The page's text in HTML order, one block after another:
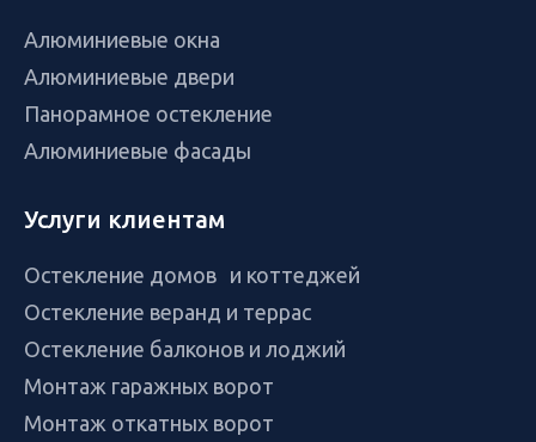
Алюминиевые окна
Алюминиевые двери
Панорамное остекление
Алюминиевые фасады
Услуги клиентам
Остекление домов и коттеджей
Остекление веранд и террас
Остекление балконов и лоджий
Монтаж гаражных ворот
Монтаж откатных ворот